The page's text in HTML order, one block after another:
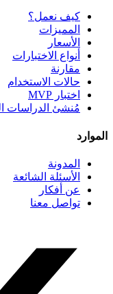
كيف نعمل؟
المميزات
الأسعار
أنواع الاختبارات
مقارنة
حالات الاستخدام
اختبار MVP
مُنشئ الدراسات
الموارد
المدونة
الأسئلة الشائعة
عن أفكار
تواصل معنا